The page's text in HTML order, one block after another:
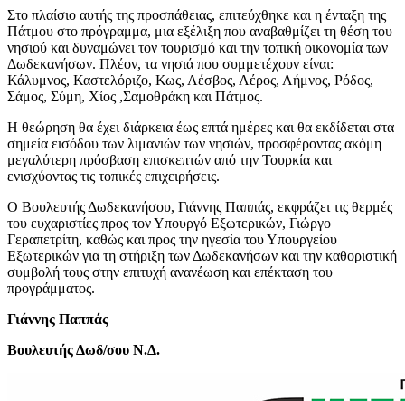
Στο πλαίσιο αυτής της προσπάθειας, επιτεύχθηκε και η ένταξη της
Πάτμου στο πρόγραμμα, μια εξέλιξη που αναβαθμίζει τη θέση του
νησιού και δυναμώνει τον τουρισμό και την τοπική οικονομία των
Δωδεκανήσων. Πλέον, τα νησιά που συμμετέχουν είναι:
Κάλυμνος, Καστελόριζο, Κως, Λέσβος, Λέρος, Λήμνος, Ρόδος,
Σάμος, Σύμη, Χίος ,Σαμοθράκη και Πάτμος.
Η θεώρηση θα έχει διάρκεια έως επτά ημέρες και θα εκδίδεται στα
σημεία εισόδου των λιμανιών των νησιών, προσφέροντας ακόμη
μεγαλύτερη πρόσβαση επισκεπτών από την Τουρκία και
ενισχύοντας τις τοπικές επιχειρήσεις.
Ο Βουλευτής Δωδεκανήσου, Γιάννης Παππάς, εκφράζει τις θερμές
του ευχαριστίες προς τον Υπουργό Εξωτερικών, Γιώργο
Γεραπετρίτη, καθώς και προς την ηγεσία του Υπουργείου
Εξωτερικών για τη στήριξη των Δωδεκανήσων και την καθοριστική
συμβολή τους στην επιτυχή ανανέωση και επέκταση του
προγράμματος.
Γιάννης Παππάς
Βουλευτής Δωδ/σου Ν.Δ.